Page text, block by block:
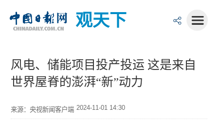
观天下
风电、储能项目投产投运 这是来自
世界屋脊的澎湃“新”动力
来源：央视新闻客户端 2024-11-01 14:30